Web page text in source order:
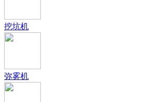
挖坑机
弥雾机